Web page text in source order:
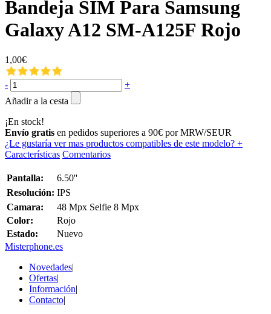
Bandeja SIM Para Samsung
Galaxy A12 SM-A125F Rojo
1,00€
-
+
Añadir a la cesta
¡En stock!
Envío gratis en pedidos superiores a 90€ por MRW/SEUR
¿Le gustaría ver mas productos compatibles de este modelo? +
Características Comentarios
Pantalla:
6.50''
Resolución: IPS
Camara:
48 Mpx Selfie 8 Mpx
Color:
Rojo
Estado:
Nuevo
Misterphone.es
Novedades|
Ofertas|
Información|
Contacto|